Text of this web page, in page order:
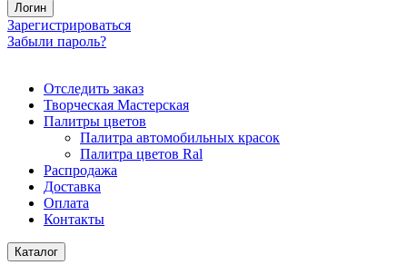
Логин
Зарегистрироваться
Забыли пароль?
Отследить заказ
Творческая Мастерская
Палитры цветов
Палитра автомобильных красок
Палитра цветов Ral
Распродажа
Доставка
Оплата
Контакты
Каталог